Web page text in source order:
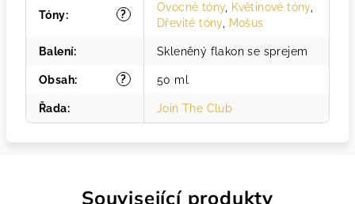
?
Tóny:
Ovocné tóny, Květinové tóny,
Dřevité tóny, Mošus
Balení: Skleněný flakon se sprejem
?
Obsah: 50 ml
Řada: Join The Club
Související produkty